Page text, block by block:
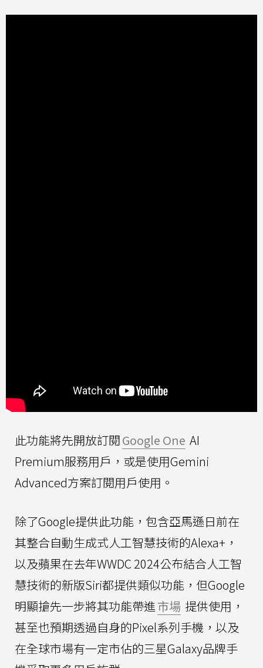
此功能將先開放訂閱Google One AI
Premium服務用戶，或是使用Gemini
Advanced方案訂閱用戶使用。
除了Google提供此功能，包含亞馬遜日前在
其整合自動生成式人工智慧技術的Alexa+，
以及蘋果在去年WWDC 2024公布結合人工智
慧技術的新版Siri都提供類似功能，但Google
明顯搶先一步將其功能帶進市場 提供使用，
甚至也預期透過自身的Pixel系列手機，以及
在全球市場有一定市佔的三星Galaxy品牌手